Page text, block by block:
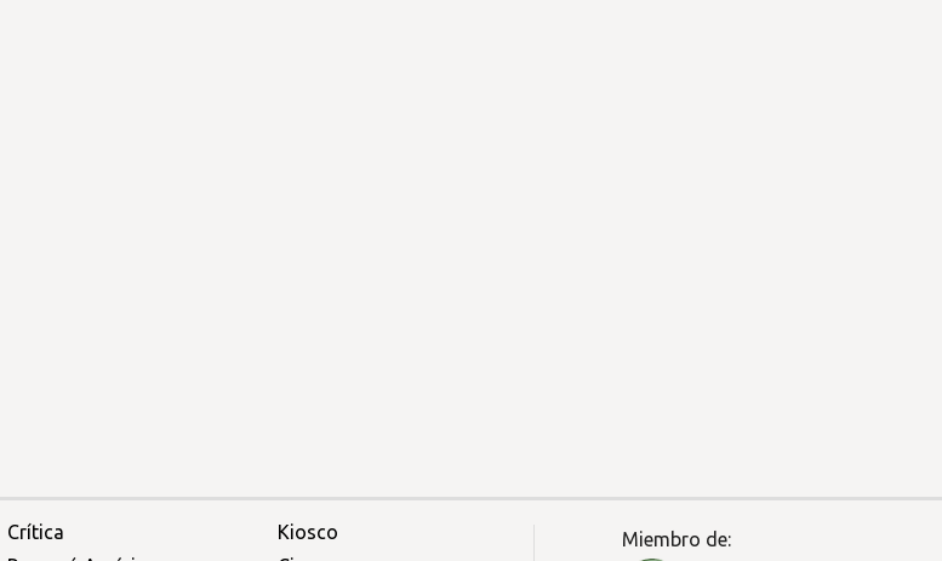
Crítica
Kiosco
Miembro de: